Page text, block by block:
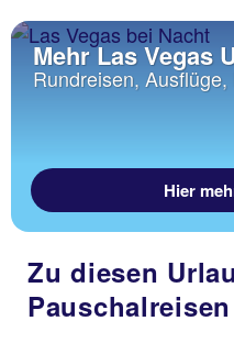
Mehr Las Vegas
Rundreisen,
Hier
Zu diesen